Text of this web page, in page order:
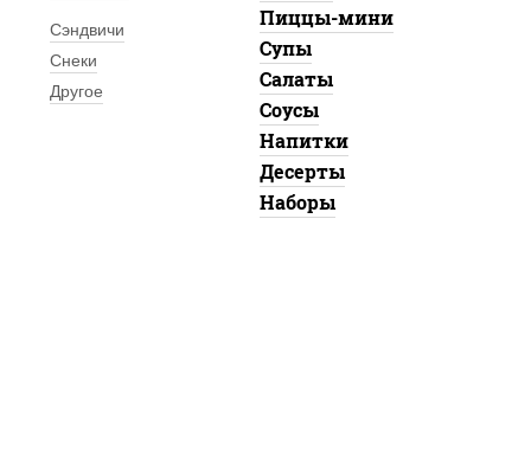
Сэндвичи
Снеки
Другое
Пиццы-мини
Супы
Салаты
Соусы
Напитки
Десерты
Наборы